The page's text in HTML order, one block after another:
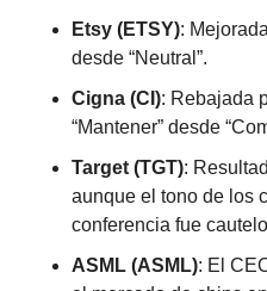
Etsy (ETSY):
desde “Neutral”.
Cigna (CI): Rebajada
“Mantener” desde
Target (TGT):
aunque el tono de los
conferencia fue
ASML (ASML): El